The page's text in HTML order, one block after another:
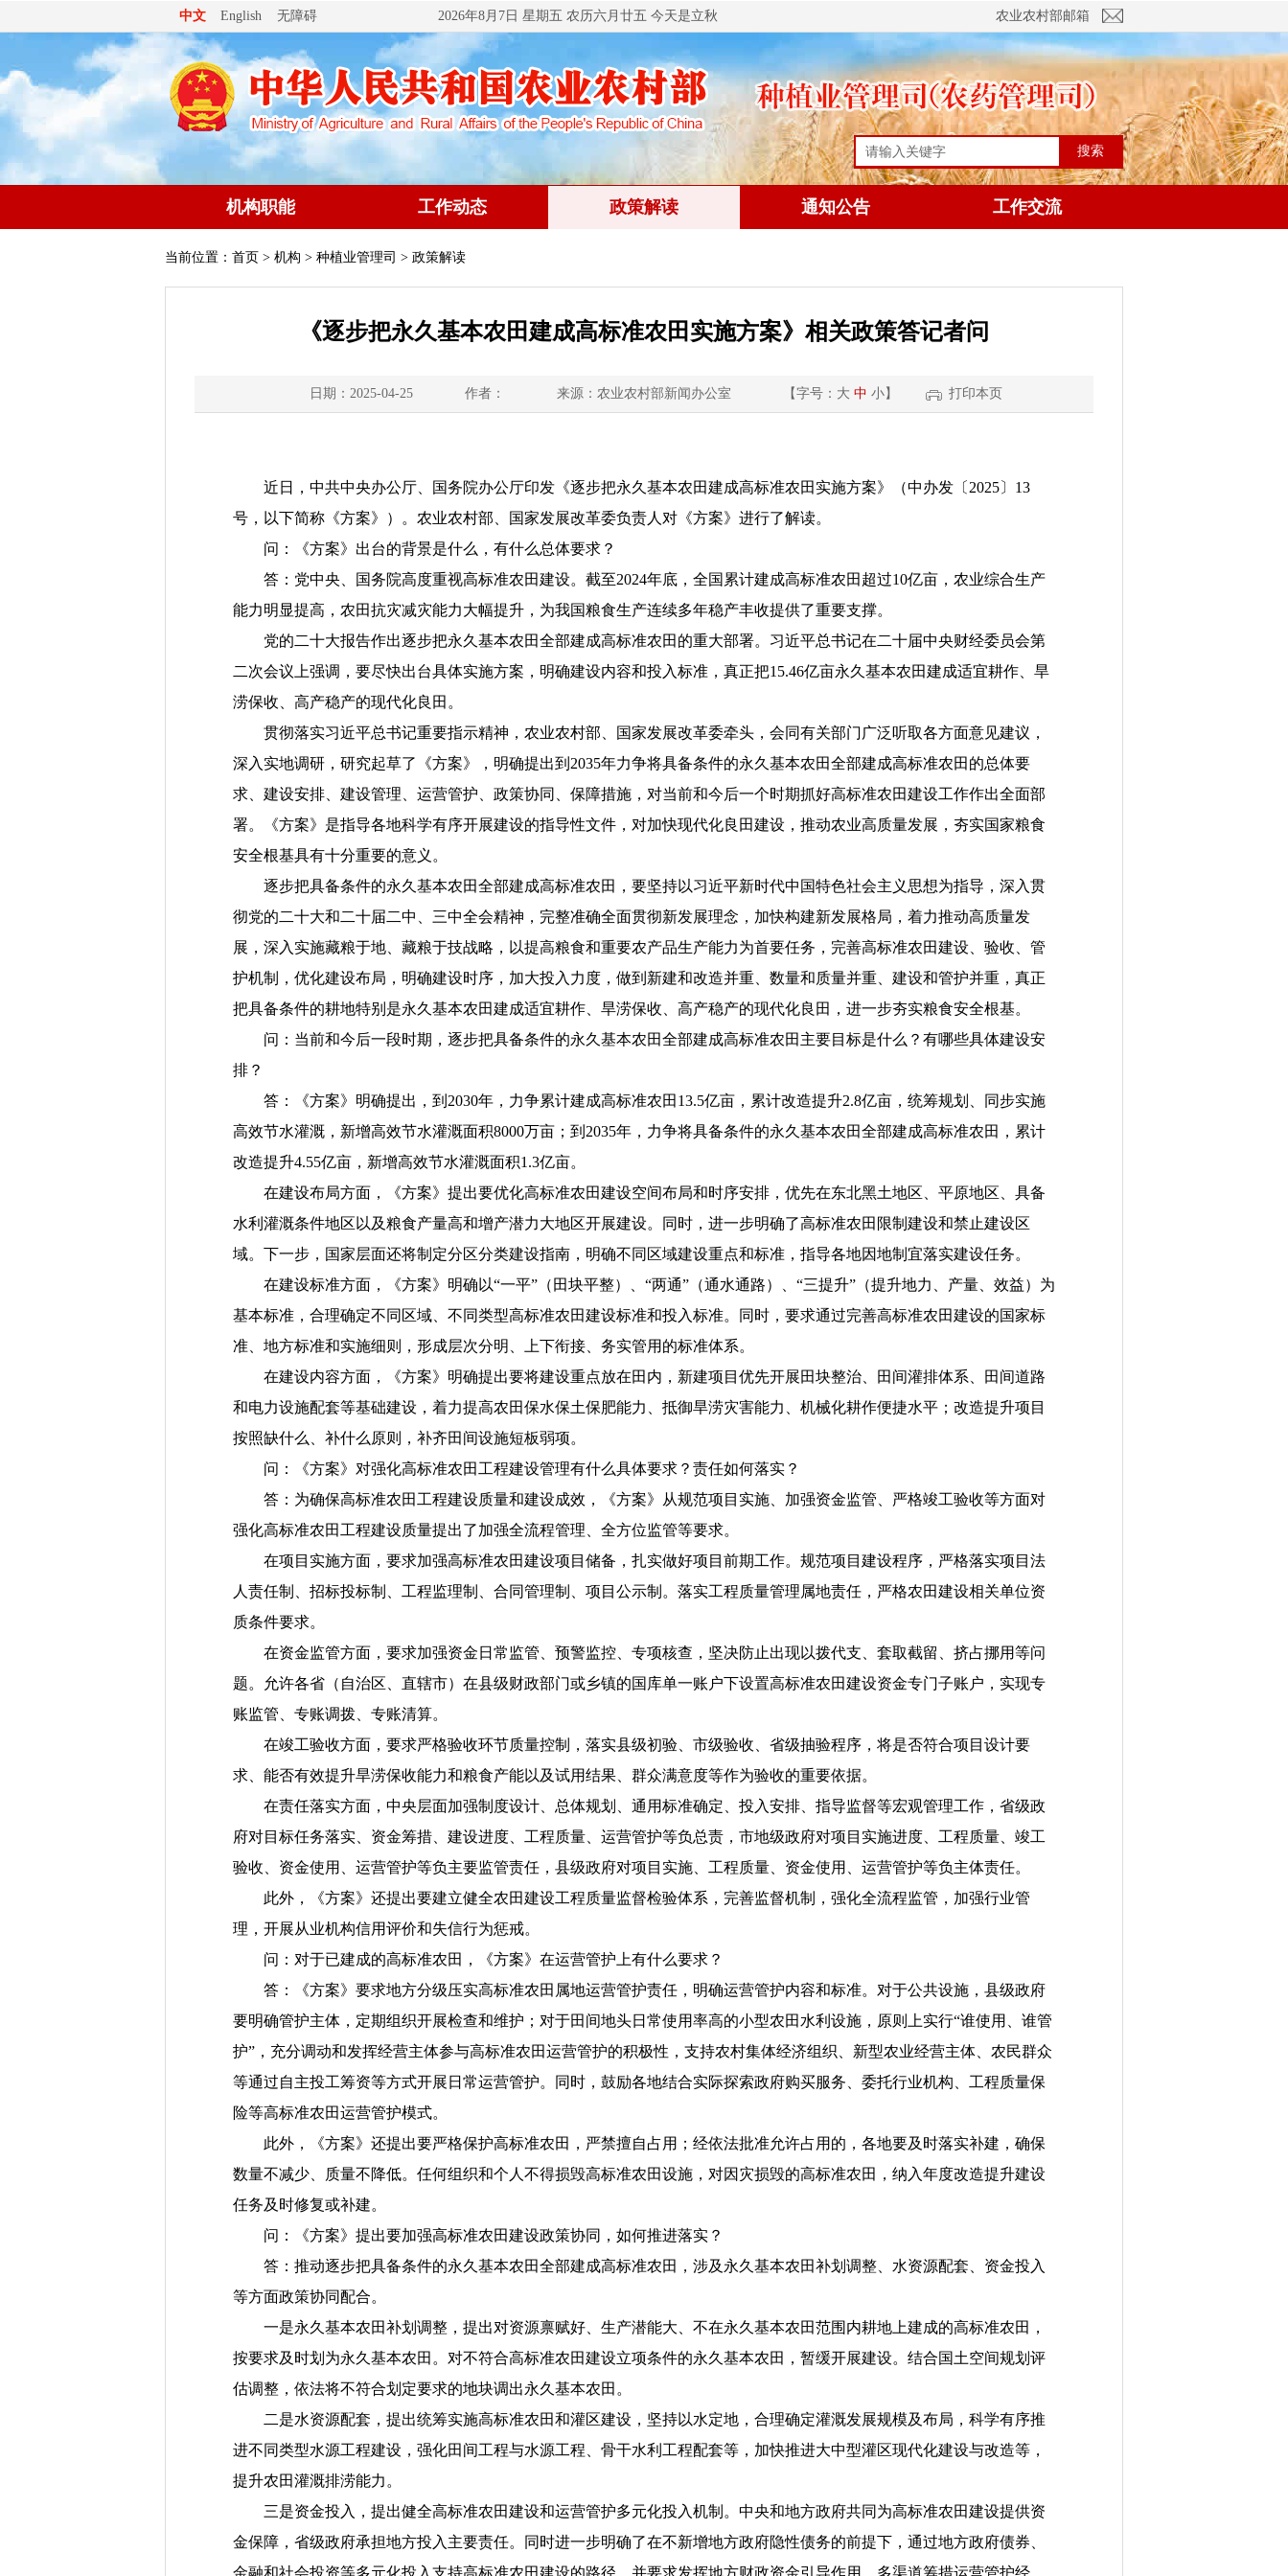
中文 English 无障碍 2026年8月7日 星期五 农历六月廿五 今天是立秋 农业农村部邮箱
搜索
机构职能 工作动态 政策解读 通知公告 工作交流
当前位置： 首页 > 机构 > 种植业管理司 > 政策解读
《逐步把永久基本农田建成高标准农田实施方案》相关政策答记者问
日期：2025-04-25 作者： 来源：农业农村部新闻办公室 【字号： 大 中 小】 打印本页
近日，中共中央办公厅、国务院办公厅印发《逐步把永久基本农田建成高标准农田实施方案》（中办发〔2025〕13
号，以下简称《方案》）。农业农村部、国家发展改革委负责人对《方案》进行了解读。
问：《方案》出台的背景是什么，有什么总体要求？
答：党中央、国务院高度重视高标准农田建设。截至2024年底，全国累计建成高标准农田超过10亿亩，农业综合生产
能力明显提高，农田抗灾减灾能力大幅提升，为我国粮食生产连续多年稳产丰收提供了重要支撑。
党的二十大报告作出逐步把永久基本农田全部建成高标准农田的重大部署。习近平总书记在二十届中央财经委员会第
二次会议上强调，要尽快出台具体实施方案，明确建设内容和投入标准，真正把15.46亿亩永久基本农田建成适宜耕作、旱
涝保收、高产稳产的现代化良田。
贯彻落实习近平总书记重要指示精神，农业农村部、国家发展改革委牵头，会同有关部门广泛听取各方面意见建议，
深入实地调研，研究起草了《方案》，明确提出到2035年力争将具备条件的永久基本农田全部建成高标准农田的总体要
求、建设安排、建设管理、运营管护、政策协同、保障措施，对当前和今后一个时期抓好高标准农田建设工作作出全面部
署。《方案》是指导各地科学有序开展建设的指导性文件，对加快现代化良田建设，推动农业高质量发展，夯实国家粮食
安全根基具有十分重要的意义。
逐步把具备条件的永久基本农田全部建成高标准农田，要坚持以习近平新时代中国特色社会主义思想为指导，深入贯
彻党的二十大和二十届二中、三中全会精神，完整准确全面贯彻新发展理念，加快构建新发展格局，着力推动高质量发
展，深入实施藏粮于地、藏粮于技战略，以提高粮食和重要农产品生产能力为首要任务，完善高标准农田建设、验收、管
护机制，优化建设布局，明确建设时序，加大投入力度，做到新建和改造并重、数量和质量并重、建设和管护并重，真正
把具备条件的耕地特别是永久基本农田建成适宜耕作、旱涝保收、高产稳产的现代化良田，进一步夯实粮食安全根基。
问：当前和今后一段时期，逐步把具备条件的永久基本农田全部建成高标准农田主要目标是什么？有哪些具体建设安
排？
答：《方案》明确提出，到2030年，力争累计建成高标准农田13.5亿亩，累计改造提升2.8亿亩，统筹规划、同步实施
高效节水灌溉，新增高效节水灌溉面积8000万亩；到2035年，力争将具备条件的永久基本农田全部建成高标准农田，累计
改造提升4.55亿亩，新增高效节水灌溉面积1.3亿亩。
在建设布局方面，《方案》提出要优化高标准农田建设空间布局和时序安排，优先在东北黑土地区、平原地区、具备
水利灌溉条件地区以及粮食产量高和增产潜力大地区开展建设。同时，进一步明确了高标准农田限制建设和禁止建设区
域。下一步，国家层面还将制定分区分类建设指南，明确不同区域建设重点和标准，指导各地因地制宜落实建设任务。
在建设标准方面，《方案》明确以“一平”（田块平整）、“两通”（通水通路）、“三提升”（提升地力、产量、效益）为
基本标准，合理确定不同区域、不同类型高标准农田建设标准和投入标准。同时，要求通过完善高标准农田建设的国家标
准、地方标准和实施细则，形成层次分明、上下衔接、务实管用的标准体系。
在建设内容方面，《方案》明确提出要将建设重点放在田内，新建项目优先开展田块整治、田间灌排体系、田间道路
和电力设施配套等基础建设，着力提高农田保水保土保肥能力、抵御旱涝灾害能力、机械化耕作便捷水平；改造提升项目
按照缺什么、补什么原则，补齐田间设施短板弱项。
问：《方案》对强化高标准农田工程建设管理有什么具体要求？责任如何落实？
答：为确保高标准农田工程建设质量和建设成效，《方案》从规范项目实施、加强资金监管、严格竣工验收等方面对
强化高标准农田工程建设质量提出了加强全流程管理、全方位监管等要求。
在项目实施方面，要求加强高标准农田建设项目储备，扎实做好项目前期工作。规范项目建设程序，严格落实项目法
人责任制、招标投标制、工程监理制、合同管理制、项目公示制。落实工程质量管理属地责任，严格农田建设相关单位资
质条件要求。
在资金监管方面，要求加强资金日常监管、预警监控、专项核查，坚决防止出现以拨代支、套取截留、挤占挪用等问
题。允许各省（自治区、直辖市）在县级财政部门或乡镇的国库单一账户下设置高标准农田建设资金专门子账户，实现专
账监管、专账调拨、专账清算。
在竣工验收方面，要求严格验收环节质量控制，落实县级初验、市级验收、省级抽验程序，将是否符合项目设计要
求、能否有效提升旱涝保收能力和粮食产能以及试用结果、群众满意度等作为验收的重要依据。
在责任落实方面，中央层面加强制度设计、总体规划、通用标准确定、投入安排、指导监督等宏观管理工作，省级政
府对目标任务落实、资金筹措、建设进度、工程质量、运营管护等负总责，市地级政府对项目实施进度、工程质量、竣工
验收、资金使用、运营管护等负主要监管责任，县级政府对项目实施、工程质量、资金使用、运营管护等负主体责任。
此外，《方案》还提出要建立健全农田建设工程质量监督检验体系，完善监督机制，强化全流程监管，加强行业管
理，开展从业机构信用评价和失信行为惩戒。
问：对于已建成的高标准农田，《方案》在运营管护上有什么要求？
答：《方案》要求地方分级压实高标准农田属地运营管护责任，明确运营管护内容和标准。对于公共设施，县级政府
要明确管护主体，定期组织开展检查和维护；对于田间地头日常使用率高的小型农田水利设施，原则上实行“谁使用、谁管
护”，充分调动和发挥经营主体参与高标准农田运营管护的积极性，支持农村集体经济组织、新型农业经营主体、农民群众
等通过自主投工筹资等方式开展日常运营管护。同时，鼓励各地结合实际探索政府购买服务、委托行业机构、工程质量保
险等高标准农田运营管护模式。
此外，《方案》还提出要严格保护高标准农田，严禁擅自占用；经依法批准允许占用的，各地要及时落实补建，确保
数量不减少、质量不降低。任何组织和个人不得损毁高标准农田设施，对因灾损毁的高标准农田，纳入年度改造提升建设
任务及时修复或补建。
问：《方案》提出要加强高标准农田建设政策协同，如何推进落实？
答：推动逐步把具备条件的永久基本农田全部建成高标准农田，涉及永久基本农田补划调整、水资源配套、资金投入
等方面政策协同配合。
一是永久基本农田补划调整，提出对资源禀赋好、生产潜能大、不在永久基本农田范围内耕地上建成的高标准农田，
按要求及时划为永久基本农田。对不符合高标准农田建设立项条件的永久基本农田，暂缓开展建设。结合国土空间规划评
估调整，依法将不符合划定要求的地块调出永久基本农田。
二是水资源配套，提出统筹实施高标准农田和灌区建设，坚持以水定地，合理确定灌溉发展规模及布局，科学有序推
进不同类型水源工程建设，强化田间工程与水源工程、骨干水利工程配套等，加快推进大中型灌区现代化建设与改造等，
提升农田灌溉排涝能力。
三是资金投入，提出健全高标准农田建设和运营管护多元化投入机制。中央和地方政府共同为高标准农田建设提供资
金保障，省级政府承担地方投入主要责任。同时进一步明确了在不新增地方政府隐性债务的前提下，通过地方政府债券、
金融和社会投资等多元化投入支持高标准农田建设的路径，并要求发挥地方财政资金引导作用，多渠道筹措运营管护经